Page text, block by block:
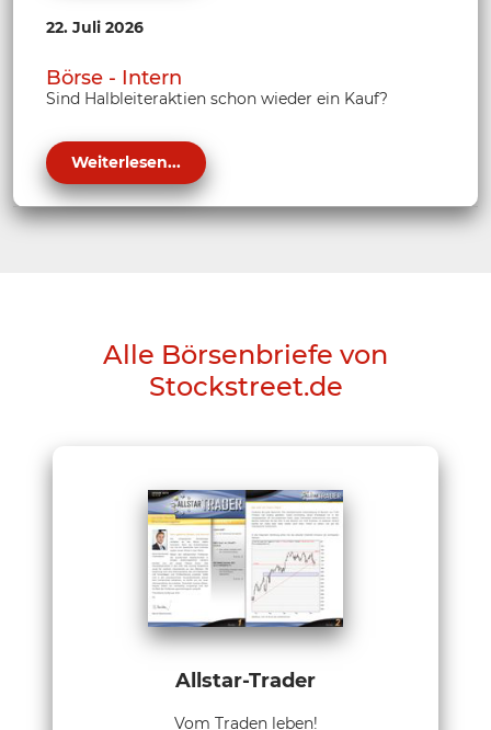
22. Juli 2026
Börse - Intern
Sind Halbleiteraktien schon wieder ein Kauf?
Weiterlesen...
Alle Börsenbriefe von
Stockstreet.de
Allstar-Trader
Vom Traden leben!